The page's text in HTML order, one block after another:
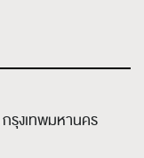
กรุงเทพมหานคร